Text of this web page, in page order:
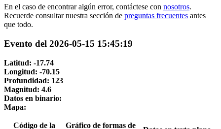
En el caso de encontrar algún error, contáctese con nosotros.
Recuerde consultar nuestra sección de preguntas frecuentes antes
que todo.
Evento del 2026-05-15 15:45:19
Latitud: -17.74
Longitud: -70.15
Profundidad: 123
Magnitud: 4.6
Datos en binario:
Mapa:
Código de la
Gráfico de formas de